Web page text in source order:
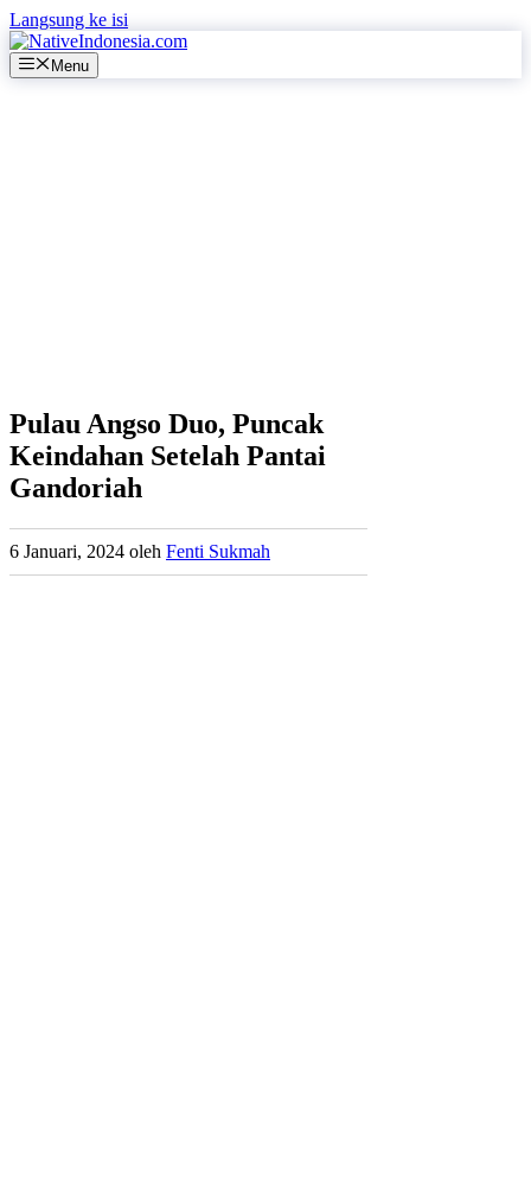
Langsung ke isi
Menu
Pulau Angso Duo, Puncak
Keindahan Setelah Pantai
Gandoriah
6 Januari, 2024 oleh Fenti Sukmah